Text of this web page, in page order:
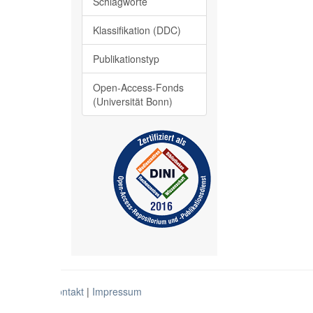
Klassifikation (DDC)
Publikationstyp
Open-Access-Fonds
(Universität Bonn)
Kontakt | Impressum